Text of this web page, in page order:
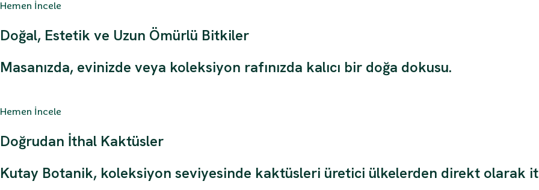
Hemen İncele
Doğal, Estetik ve Uzun Ömürlü Bitkiler
Masanızda, evinizde veya koleksiyon rafınızda kalıcı bir doğa dokusu.
Hemen İncele
Doğrudan İthal Kaktüsler
Kutay Botanik, koleksiyon seviyesinde kaktüsleri üretici ülkelerden direkt olarak